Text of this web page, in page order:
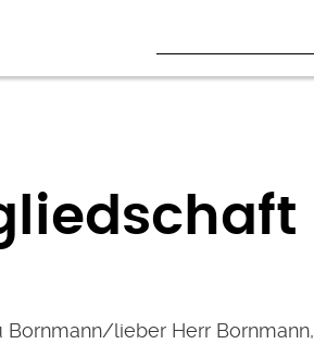
Bornmann/lieber Herr Bornmann,